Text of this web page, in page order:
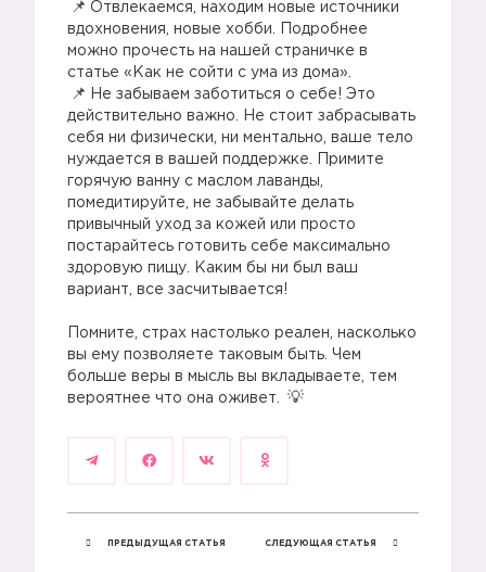
Отвлекаемся, находим новые источники
вдохновения, новые хобби. Подробнее
можно прочесть на нашей страничке в
статье «Как не сойти с ума из дома». ⠀
Не забываем заботиться о себе! Это
действительно важно. Не стоит забрасывать
себя ни физически, ни ментально, ваше тело
нуждается в вашей поддержке. Примите
горячую ванну с маслом лаванды,
помедитируйте, не забывайте делать
привычный уход за кожей или просто
постарайтесь готовить себе максимально
здоровую пищу. Каким бы ни был ваш
вариант, все засчитывается!
Помните, страх настолько реален, насколько
вы ему позволяете таковым быть. Чем
больше веры в мысль вы вкладываете, тем
вероятнее что она оживет.
ПРЕДЫДУЩАЯ СТАТЬЯ СЛЕДУЮЩАЯ СТАТЬЯ